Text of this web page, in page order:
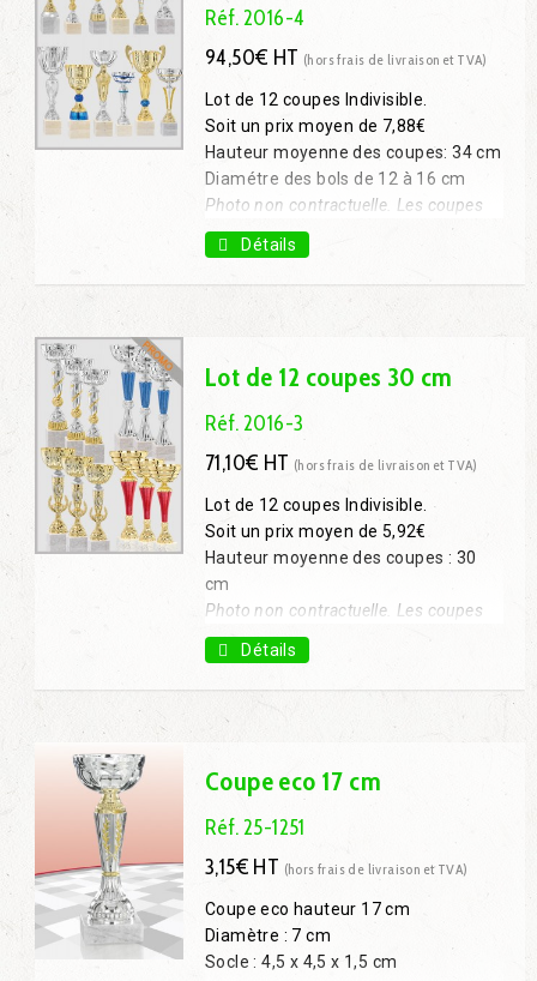
Réf. 2016-4
94,50€ HT (hors frais de livraison et TVA)
Lot de 12 coupes Indivisible.
Soit un prix moyen de 7,88€
Hauteur moyenne des coupes: 34 cm
Diamétre des bols de 12 à 16 cm
Photo non contractuelle. Les coupes
livrées seront différentes des modèles
présentés mais sans variation des
hauteurs et des diamètres.
Détails
Lot de 12 coupes 30 cm
Réf. 2016-3
71,10€ HT (hors frais de livraison et TVA)
Lot de 12 coupes Indivisible.
Soit un prix moyen de 5,92€
Hauteur moyenne des coupes : 30
cm
Photo non contractuelle. Les coupes
livrées seront différentes des modèles
présentés mais sans variation des
hauteurs et des diamètres.
Détails
Coupe eco 17 cm
Réf. 25-1251
3,15€ HT (hors frais de livraison et TVA)
Coupe eco hauteur 17 cm
Diamètre : 7 cm
Socle : 4,5 x 4,5 x 1,5 cm